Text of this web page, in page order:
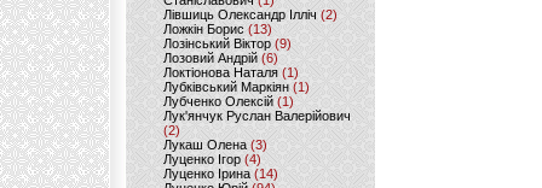
Лівшиць Олександр Ілліч (2)
Ложкін Борис(13)
Лозінський Віктор(9)
Лозовий Андрій (6)
Локтіонова Наталя (1)
Лубківський Маркіян(1)
Лубченко Олексій (1)
Лук'янчук Руслан Валерійович
(2)
Лукаш Олена (3)
Луценко Ігор (4)
Луценко Ірина (14)